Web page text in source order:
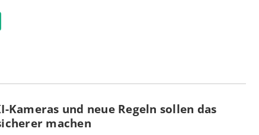
Kameras und neue Regeln sollen das
machen